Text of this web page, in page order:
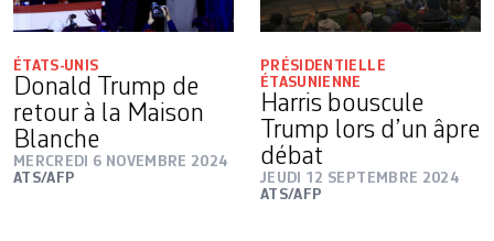
ÉTATS-UNIS
Donald Trump de
retour à la Maison
Blanche
MERCREDI 6 NOVEMBRE 2024
ATS/AFP
PRÉSIDENTIELLE
ÉTASUNIENNE
Harris bouscule
Trump lors d’un âpre
débat
JEUDI 12 SEPTEMBRE 2024
ATS/AFP